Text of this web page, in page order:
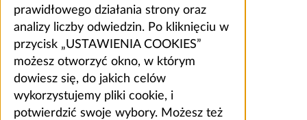
prawidłowego działania strony oraz
analizy liczby odwiedzin. Po kliknięciu w
przycisk „USTAWIENIA COOKIES”
możesz otworzyć okno, w którym
dowiesz się, do jakich celów
wykorzystujemy pliki cookie, i
potwierdzić swoje wybory. Możesz też